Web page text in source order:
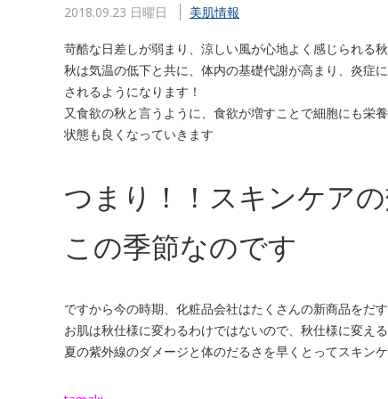
2018.09.23 日曜日 美肌情報
苛酷な日差しが弱まり、涼しい風が心地よく感じられる
秋は気温の低下と共に、体内の基礎代謝が高まり、炎症
されるようになります！
又食欲の秋と言うように、食欲が増すことで細胞にも栄
状態も良くなっていきます
つまり！！スキンケア
この季節なのです
ですから今の時期、化粧品会社はたくさんの新商品をだす
お肌は秋仕様に変わるわけではないので、秋仕様に変え
夏の紫外線のダメージと体のだるさを早くとってスキン